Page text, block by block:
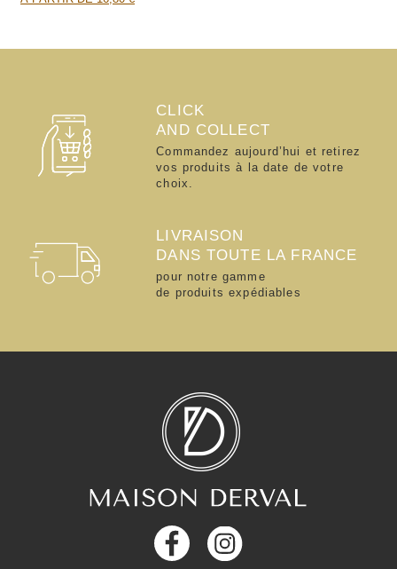
CLICK
AND COLLECT
Commandez aujourd’hui et retirez
vos produits à la date de votre
choix.
LIVRAISON
DANS TOUTE LA FRANCE
pour notre gamme
de produits expédiables